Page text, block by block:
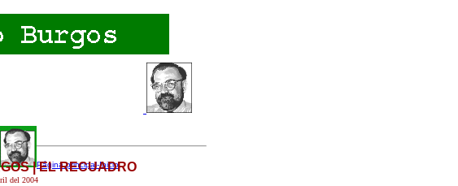
Página principal-Inicio
del 2004
| EL RECUADRO